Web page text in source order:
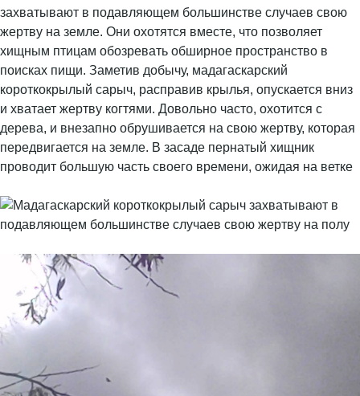
захватывают в подавляющем большинстве случаев свою
жертву на земле. Они охотятся вместе, что позволяет
хищным птицам обозревать обширное пространство в
поисках пищи. Заметив добычу, мадагаскарский
короткокрылый сарыч, расправив крылья, опускается вниз
и хватает жертву когтями. Довольно часто, охотится с
дерева, и внезапно обрушивается на свою жертву, которая
передвигается на земле. В засаде пернатый хищник
проводит большую часть своего времени, ожидая на ветке